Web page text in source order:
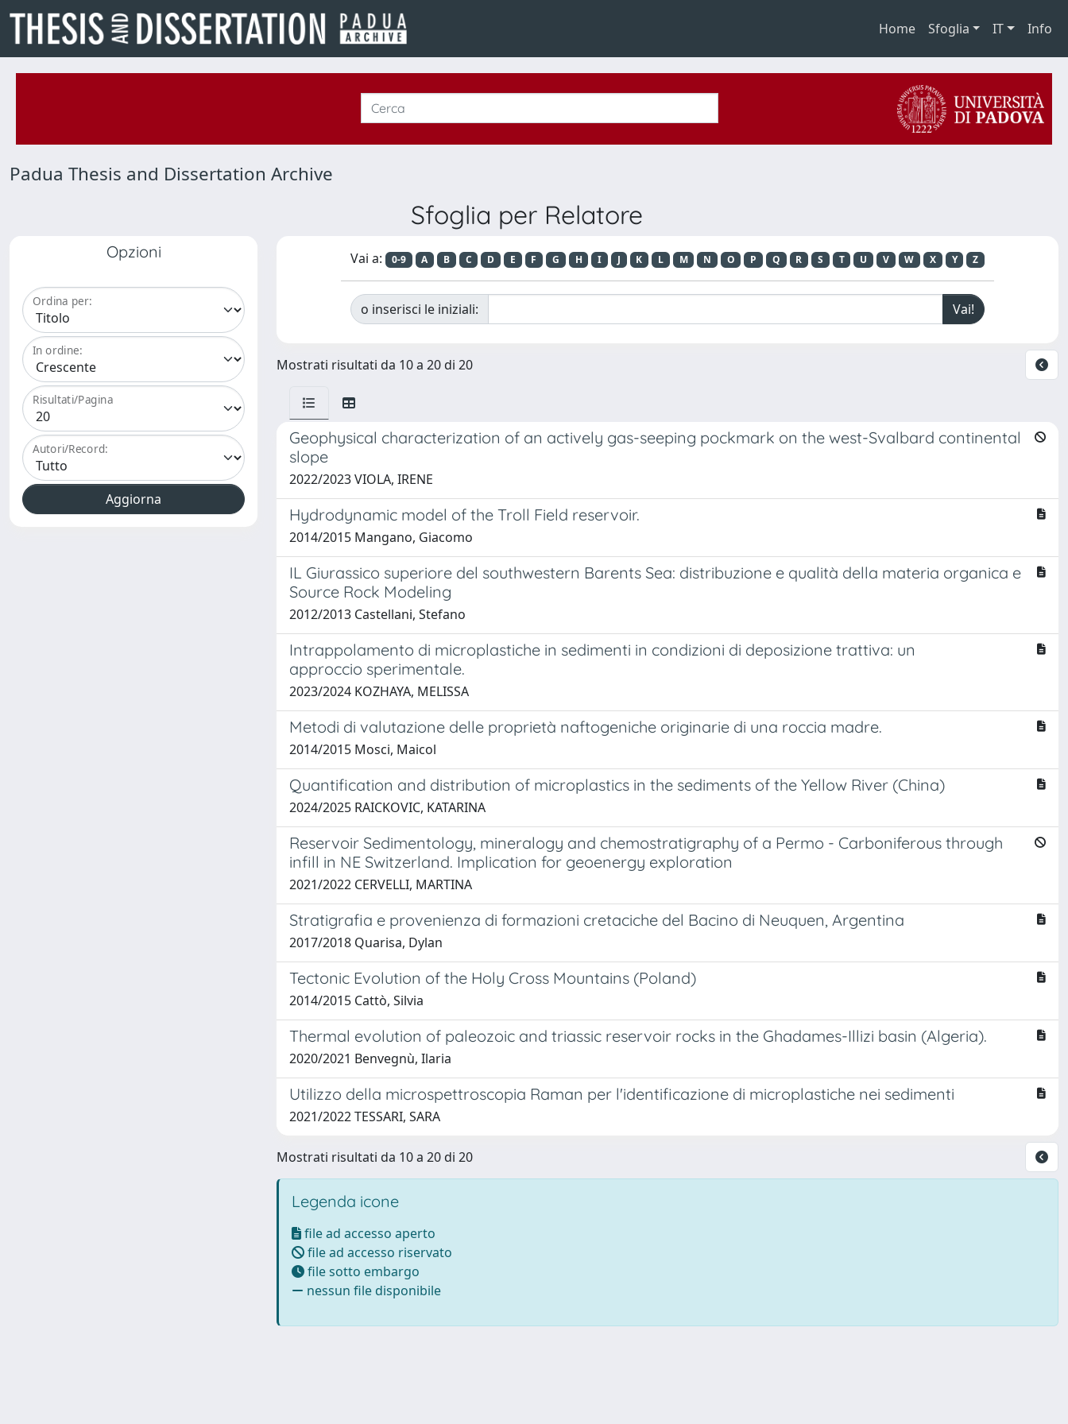
Home Sfoglia IT Info
Padua Thesis and Dissertation Archive
Sfoglia per Relatore
Opzioni
Ordina per:
In ordine:
Risultati/Pagina
Autori/Record:
Vai a: 0-9 A B C D E F G H I J K L M N O P Q R S T U V W X Y Z
o inserisci le iniziali:
Mostrati risultati da 10 a 20 di 20
Geophysical characterization of an actively gas-seeping pockmark on the west-Svalbard continental
slope
2022/2023 VIOLA, IRENE
Hydrodynamic model of the Troll Field reservoir.
2014/2015 Mangano, Giacomo
IL Giurassico superiore del southwestern Barents Sea: distribuzione e qualità della materia organica e
Source Rock Modeling
2012/2013 Castellani, Stefano
Intrappolamento di microplastiche in sedimenti in condizioni di deposizione trattiva: un
approccio sperimentale.
2023/2024 KOZHAYA, MELISSA
Metodi di valutazione delle proprietà naftogeniche originarie di una roccia madre.
2014/2015 Mosci, Maicol
Quantification and distribution of microplastics in the sediments of the Yellow River (China)
2024/2025 RAICKOVIC, KATARINA
Reservoir Sedimentology, mineralogy and chemostratigraphy of a Permo - Carboniferous through
infill in NE Switzerland. Implication for geoenergy exploration
2021/2022 CERVELLI, MARTINA
Stratigrafia e provenienza di formazioni cretaciche del Bacino di Neuquen, Argentina
2017/2018 Quarisa, Dylan
Tectonic Evolution of the Holy Cross Mountains (Poland)
2014/2015 Cattò, Silvia
Thermal evolution of paleozoic and triassic reservoir rocks in the Ghadames-Illizi basin (Algeria).
2020/2021 Benvegnù, Ilaria
Utilizzo della microspettroscopia Raman per l'identificazione di microplastiche nei sedimenti
2021/2022 TESSARI, SARA
Mostrati risultati da 10 a 20 di 20
Legenda icone
file ad accesso aperto
file ad accesso riservato
file sotto embargo
nessun file disponibile